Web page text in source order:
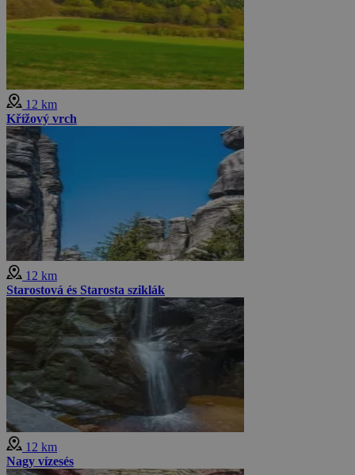
12 km
Křížový vrch
12 km
Starostová és Starosta sziklák
12 km
Nagy vízesés